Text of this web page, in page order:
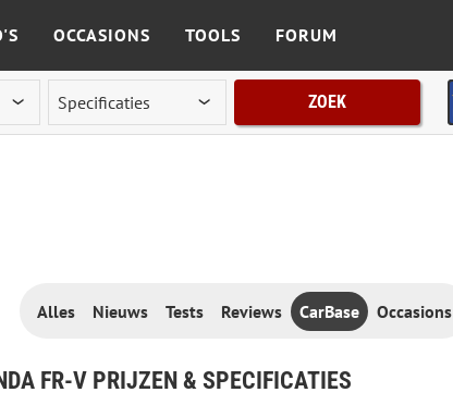
OCCASIONS TOOLS FORUM
ZOEK
Alles Nieuws Tests Reviews CarBase Occasions
FR-V PRIJZEN & SPECIFICATIES